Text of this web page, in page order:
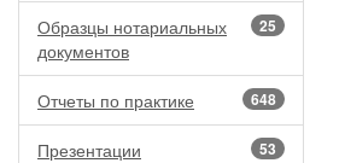
25
Образцы нотариальных
документов
648
Отчеты по практике
53
Презентации